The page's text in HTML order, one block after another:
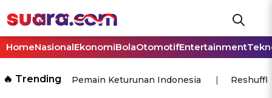
HomeNasionalEkonomiBolaOtomotifEntertainment
🔥 Trending Pemain Keturunan Indonesia